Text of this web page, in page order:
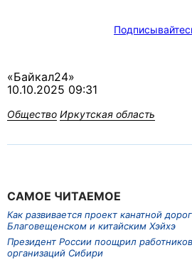
«Байкал24»
10.10.2025 09:31
Общество Иркутская область
САМОЕ ЧИТАЕМОЕ
Как развивается проект канатной
Благовещенском и китайским Хэйхэ
Президент России поощрил
организаций Сибири